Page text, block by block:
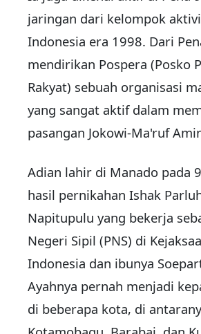
jaringan dari kelompok
Indonesia era 1998. Dari
mendirikan Pospera (Posko
Rakyat) sebuah organisasi
yang sangat aktif dalam
pasangan Jokowi-Ma'ruf
Adian lahir di Manado pada
hasil pernikahan Ishak
Napitupulu yang bekerja
Negeri Sipil (PNS) di
Indonesia dan ibunya
Ayahnya pernah menjadi
di beberapa kota, di